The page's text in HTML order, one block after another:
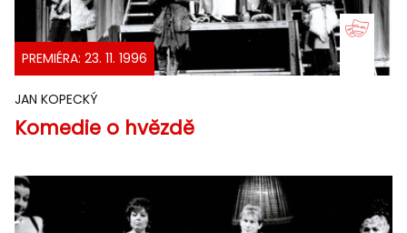
PREMIÉRA: 23. 11. 1996
JAN KOPECKÝ
Komedie o hvězdě